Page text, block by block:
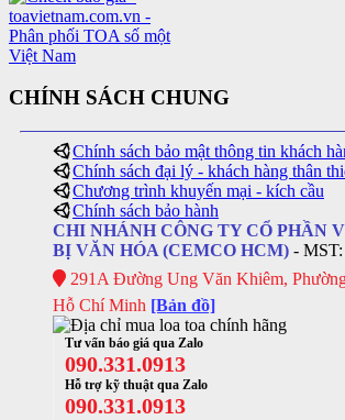
CHÍNH SÁCH CHUNG
Chính sách bảo mật thông tin khách
Chính sách đại lý - khách hàng thân
Chương trình khuyến mại - kích cầu
Chính sách bảo hành
CHI NHÁNH CÔNG TY CỔ PHẦN
BỊ VĂN HÓA (CEMCO HCM) - MST:
291A Đường Ung Văn Khiêm,
Hỗ Chí Minh [Bản đồ]
Tư vấn báo giá qua Zalo
090.331.0913
Hỗ trợ kỹ thuật qua Zalo
090.331.0913